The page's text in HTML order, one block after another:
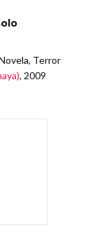
Terror
, 2009